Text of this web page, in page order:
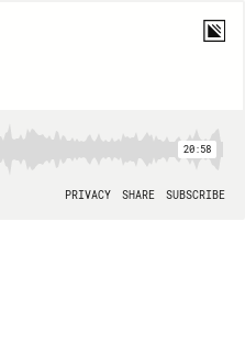
20:58
PRIVACY SHARE SUBSCRIBE